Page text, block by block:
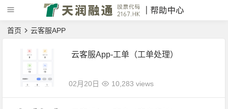
首页 云客服APP
云客服App-工单（工单处理）
02月20日 10,283 views